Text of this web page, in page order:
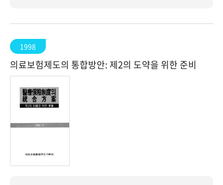
1998
의료보험제도의 통합방안: 제2의 도약을 위한 준비